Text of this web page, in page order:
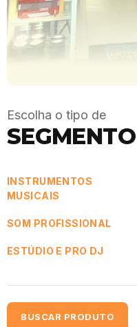
Escolha o tipo de
SEGMENTO
INSTRUMENTOS
MUSICAIS
SOM PROFISSIONAL
ESTÚDIO E PRO DJ
BUSCAR PRODUTO